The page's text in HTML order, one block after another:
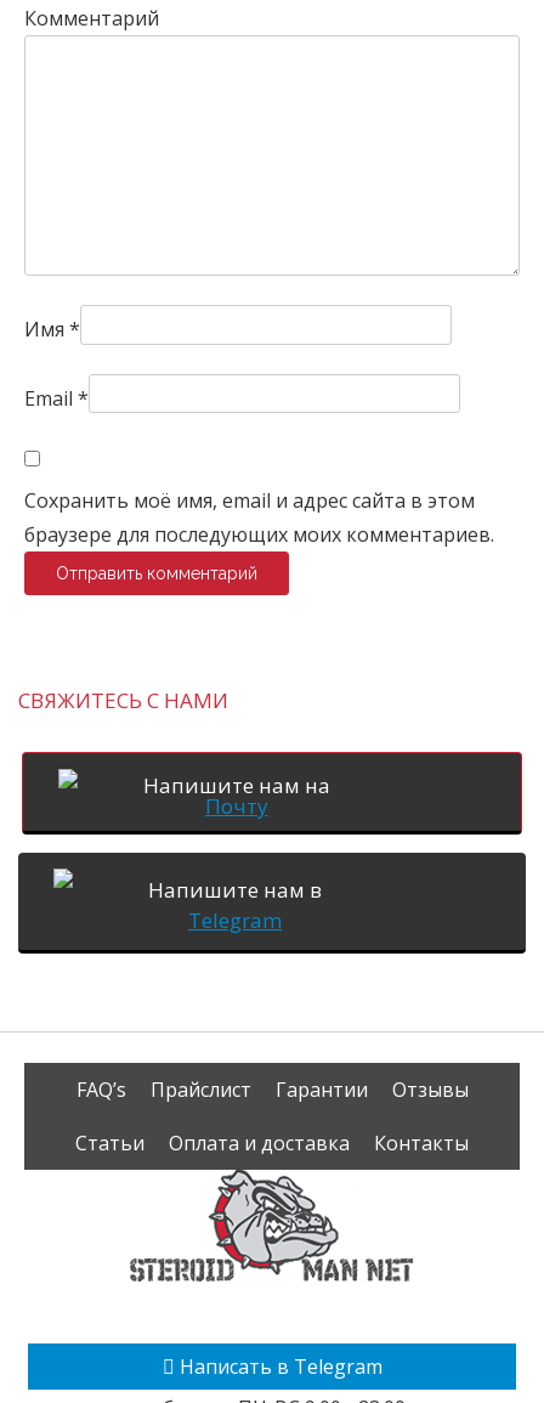
Комментарий
Имя *
Email *
Сохранить моё имя, email и адрес сайта в этом
браузере для последующих моих комментариев.
СВЯЖИТЕСЬ С НАМИ
Напишите нам на
Почту
Напишите нам в
Telegram
FAQ’s Прайслист Гарантии
Отзывы
Статьи
Оплата и доставка Контакты
Написать в Telegram